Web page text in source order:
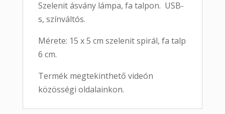
Szelenit ásvány lámpa, fa talpon. USB-
s, színváltós.
Mérete: 15 x 5 cm szelenit spirál, fa talp
6 cm.
Termék megtekinthető videón
közösségi oldalainkon.